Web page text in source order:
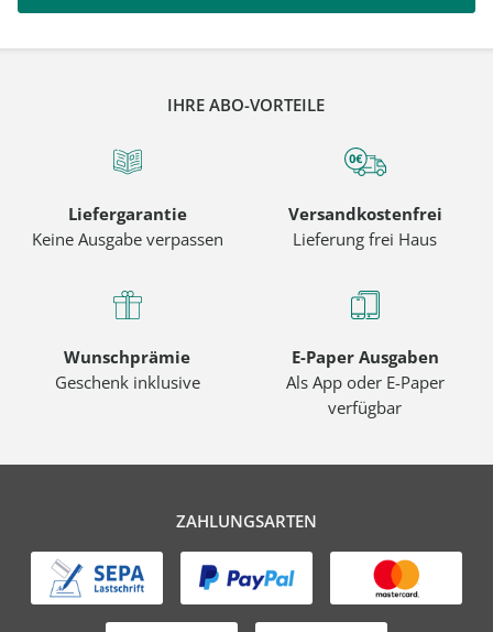
IHRE ABO-VORTEILE
Liefergarantie
Keine Ausgabe verpassen
Versandkostenfrei
Lieferung frei Haus
Wunschprämie
Geschenk inklusive
E-Paper Ausgaben
Als App oder E-Paper
verfügbar
ZAHLUNGSARTEN